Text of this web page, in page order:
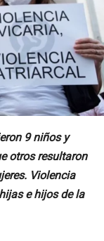
9 niños y
otros resultaron
Violencia
e hijos de la